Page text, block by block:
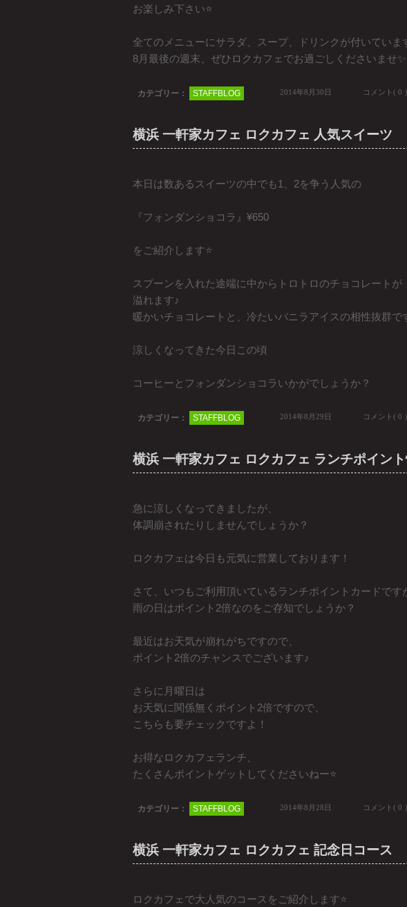
お楽しみ下さい⭐️
全てのメニューにサラダ、スープ、ドリンクが付いていま
8月最後の週末、ぜひロクカフェでお過ごしくださいませ✨
カテゴリー： STAFFBLOG 2014年8月30日 コメント( 0 ）
横浜 一軒家カフェ ロクカフェ 人気スイーツ
本日は数あるスイーツの中でも1、2を争う人気の
『フォンダンショコラ』¥650
をご紹介します⭐️
スプーンを入れた途端に中からトロトロのチョコレートが
溢れます♪
暖かいチョコレートと、冷たいバニラアイスの相性抜群で
涼しくなってきた今日この頃
コーヒーとフォンダンショコラいかがでしょうか？
カテゴリー： STAFFBLOG 2014年8月29日 コメント( 0 ）
横浜 一軒家カフェ ロクカフェ ランチポイン
急に涼しくなってきましたが、
体調崩されたりしませんでしょうか？
ロクカフェは今日も元気に営業しております！
さて、いつもご利用頂いているランチポイントカードです
雨の日はポイント2倍なのをご存知でしょうか？
最近はお天気が崩れがちですので、
ポイント2倍のチャンスでございます♪
さらに月曜日は
お天気に関係無くポイント2倍ですので、
こちらも要チェックですよ！
お得なロクカフェランチ、
たくさんポイントゲットしてくださいねー⭐️
カテゴリー： STAFFBLOG 2014年8月28日 コメント( 0 ）
横浜 一軒家カフェ ロクカフェ 記念日コース
ロクカフェで大人気のコースをご紹介します⭐️